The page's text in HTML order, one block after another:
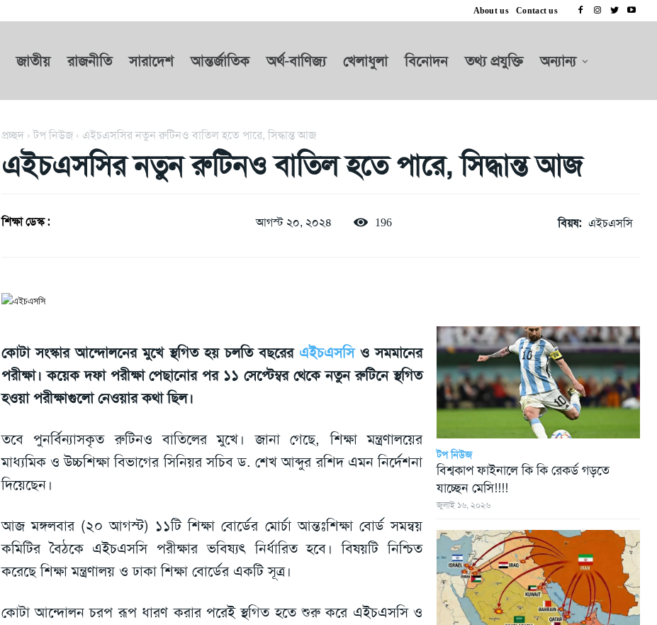
About us Contact us
জাতীয় রাজনীতি সারাদেশ আন্তর্জাতিক অর্থ-বাণিজ্য খেলাধুলা বিনোদন তথ্য প্রযুক্তি অন্যান্য
প্রচ্ছদ টপ নিউজ এইচএসসির নতুন রুটিনও বাতিল হতে পারে, সিদ্ধান্ত আজ
এইচএসসির নতুন রুটিনও বাতিল হতে পারে, সিদ্ধান্ত আজ
শিক্ষা ডেস্ক : আগস্ট ২০, ২০২৪ 196 বিয়ষ: এইচএসসি
কোটা সংস্কার আন্দোলনের মুখে স্থগিত হয় চলতি বছরের এইচএসসিও সমমানের
পরীক্ষা। কয়েক দফা পরীক্ষা পেছানোর পর ১১ সেপ্টেম্বর থেকে নতুন রুটিনে স্থগিত
হওয়া পরীক্ষাগুলো নেওয়ার কথা ছিল।
তবে পুনর্বিন্যাসকৃত রুটিনও বাতিলের মুখে। জানা গেছে, শিক্ষা মন্ত্রণালয়ের
মাধ্যমিক ও উচ্চশিক্ষা বিভাগের সিনিয়র সচিব ড. শেখ আব্দুর রশিদ এমন নির্দেশনা
দিয়েছেন।
আজ মঙ্গলবার (২০ আগস্ট) ১১টি শিক্ষা বোর্ডের মোর্চা আন্তঃশিক্ষা বোর্ড সমন্বয়
কমিটির বৈঠকে এইচএসসি পরীক্ষার ভবিষ্যৎ নির্ধারিত হবে। বিষয়টি নিশ্চিত
করেছে শিক্ষা মন্ত্রণালয় ও ঢাকা শিক্ষা বোর্ডের একটি সূত্র।
কোটা আন্দোলন চরপ রূপ ধারণ করার পরেই স্থগিত হতে শুরু করে এইচএসসি ও
টপ নিউজ
বিশ্বকাপ ফাইনালে কি কি রেকর্ড গড়তে
যাচ্ছেন মেসি!!!!
জুলাই ১৬, ২০২৬